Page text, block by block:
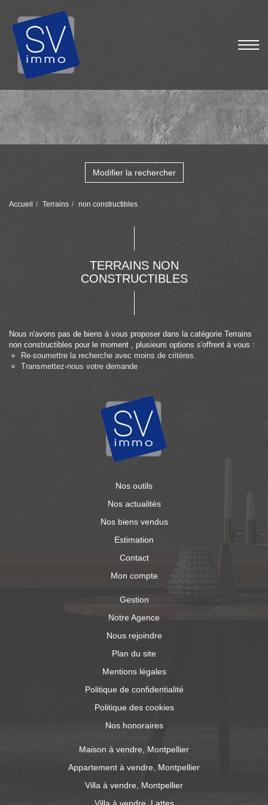
Modifier la rechercher
Accueil Terrains non constructibles
TERRAINS NON
CONSTRUCTIBLES
Nous n'avons pas de biens à vous proposer dans la catégorie Terrains
non constructibles pour le moment , plusieurs options s'offrent à vous :
Re-soumettre la recherche avec moins de critères.
Transmettez-nous votre demande
Nos outils
Nos actualités
Nos biens vendus
Estimation
Contact
Mon compte
Gestion
Notre Agence
Nous rejoindre
Plan du site
Mentions légales
Politique de confidentialité
Politique des cookies
Nos honoraires
Maison à vendre, Montpellier
Appartement à vendre, Montpellier
Villa à vendre, Montpellier